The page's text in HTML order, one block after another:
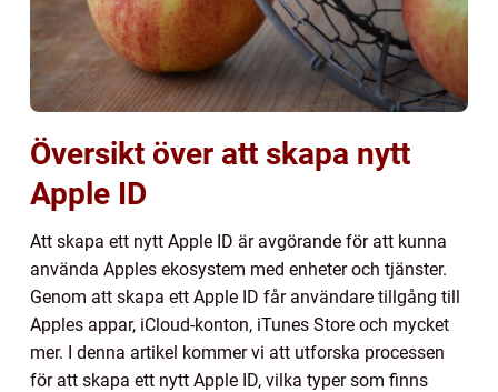
Översikt över att skapa nytt
Apple ID
Att skapa ett nytt Apple ID är avgörande för att kunna
använda Apples ekosystem med enheter och tjänster.
Genom att skapa ett Apple ID får användare tillgång till
Apples appar, iCloud-konton, iTunes Store och mycket
mer. I denna artikel kommer vi att utforska processen
för att skapa ett nytt Apple ID, vilka typer som finns